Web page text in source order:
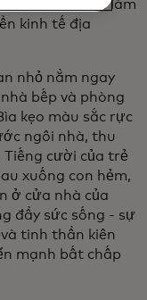
do gia đình làm
kinh tế địa
nhỏ nằm ngay
bếp và phòng
kẹo màu sắc rực
ngôi nhà, thu
cười của trẻ
xuống con hẻm,
ở cửa nhà của
đầy sức sống - sự
tinh thần kiên
mạnh bất chấp